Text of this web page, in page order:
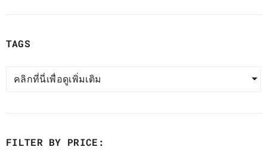
TAGS
คลิกที่นี่เพื่อดูเพิ่มเติม
FILTER BY PRICE: